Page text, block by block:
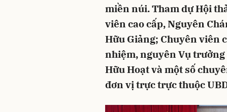
miền núi. Tham dự Hội
viên cao cấp, Nguyên
Hữu Giảng; Chuyên viên
nhiệm, nguyên Vụ
Hữu Hoạt và một số
đơn vị trực trực thuộc